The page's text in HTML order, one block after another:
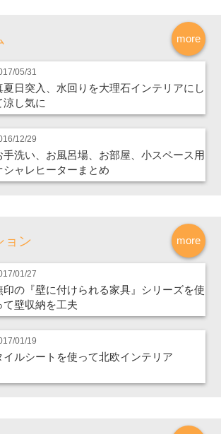
more
05/31
夏日突入、水回りを大理石インテリアにし
涼し気に
12/29
手洗い、お風呂場、お部屋、小スペース用
シャレヒーターまとめ
more
ョン
01/27
印の『壁に付けられる家具』シリーズを使
て壁収納を工夫
01/19
イルシートを使って北欧インテリア